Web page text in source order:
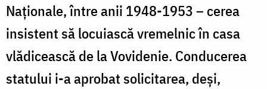
Naționale, între anii 1948-1953 – cerea
insistent să locuiască vremelnic în casa
vlădicească de la Vovidenie. Conducerea
statului i-a aprobat solicitarea, deși,